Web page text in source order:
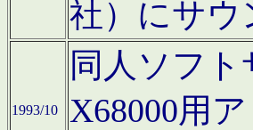
社）にサウ
1993/10
同人ソフ
X68000用